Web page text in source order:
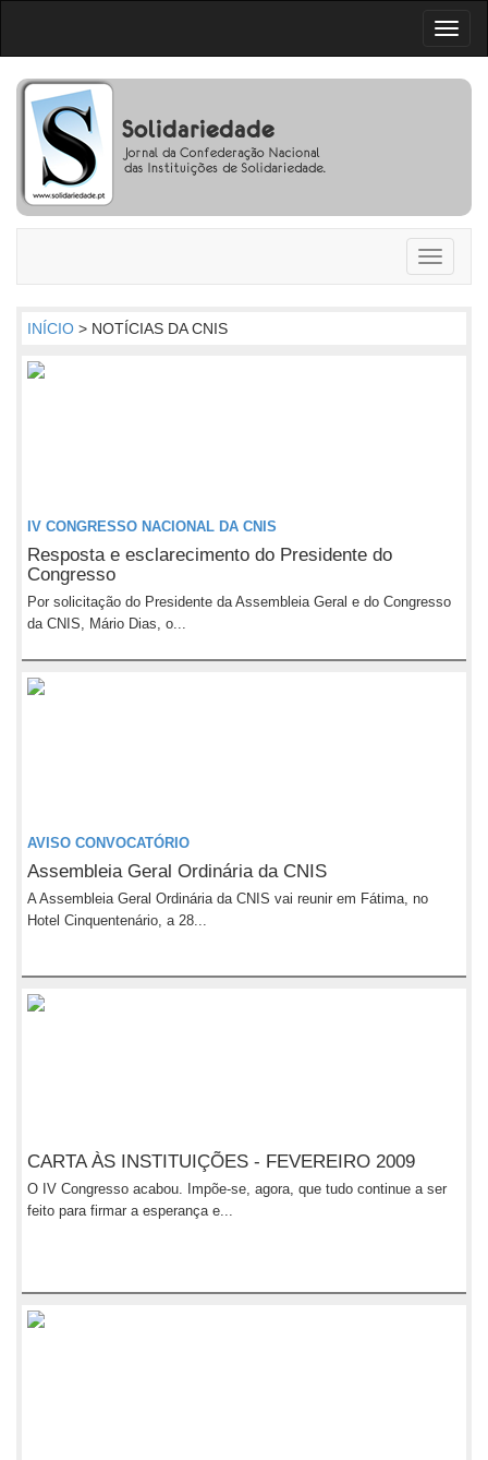
Toggle
INÍCIO > NOTÍCIAS DA CNIS
IV CONGRESSO NACIONAL DA CNIS
Resposta e esclarecimento do Presidente do
Congresso
Por solicitação do Presidente da Assembleia Geral e do Congresso
da CNIS, Mário Dias, o...
AVISO CONVOCATÓRIO
Assembleia Geral Ordinária da CNIS
A Assembleia Geral Ordinária da CNIS vai reunir em Fátima, no
Hotel Cinquentenário, a 28...
CARTA ÀS INSTITUIÇÕES - FEVEREIRO 2009
O IV Congresso acabou. Impõe-se, agora, que tudo continue a ser
feito para firmar a esperança e...